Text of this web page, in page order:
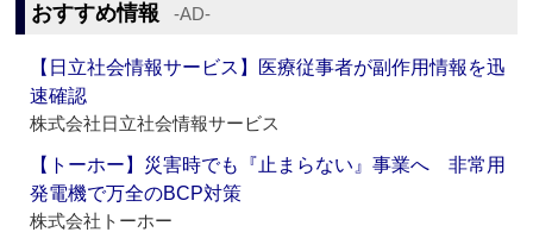
おすすめ情報 ‐AD‐
【日立社会情報サービス】医療従事者が副作用情報を迅
速確認
株式会社日立社会情報サービス
【トーホー】災害時でも『止まらない』事業へ 非常用
発電機で万全のBCP対策
株式会社トーホー